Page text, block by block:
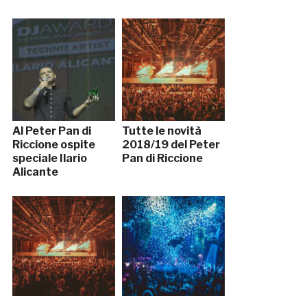
Al Peter Pan di
Riccione ospite
speciale Ilario
Alicante
Tutte le novità
2018/19 del Peter
Pan di Riccione